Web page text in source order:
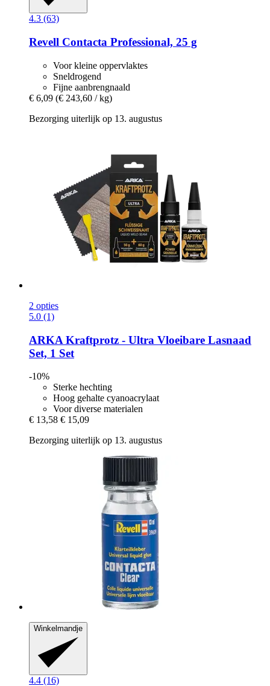
4.3 (63)
Revell Contacta Professional, 25 g
Voor kleine oppervlaktes
Sneldrogend
Fijne aanbrengnaald
€ 6,09 (€ 243,60 / kg)
Bezorging uiterlijk op 13. augustus
2 opties
5.0 (1)
ARKA Kraftprotz -​ Ultra Vloeibare Lasnaad
Set, 1 Set
-10%
Sterke hechting
Hoog gehalte cyanoacrylaat
Voor diverse materialen
€ 13,58 € 15,09
Bezorging uiterlijk op 13. augustus
Winkelmandje
4.4 (16)